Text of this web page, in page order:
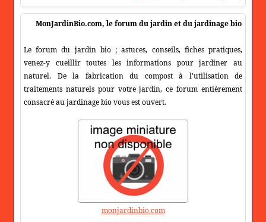
MonJardinBio.com, le forum du jardin et du jardinage bio
Le forum du jardin bio ; astuces, conseils, fiches pratiques,
venez-y cueillir toutes les informations pour jardiner au
naturel. De la fabrication du compost à l'utilisation de
traitements naturels pour votre jardin, ce forum entièrement
consacré au jardinage bio vous est ouvert.
monjardinbio.com